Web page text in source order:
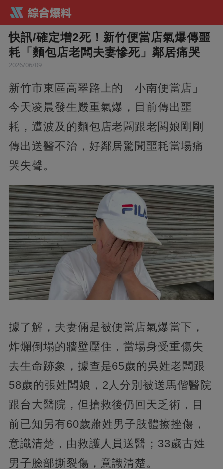
快訊/確定增2死！新竹便當店氣爆傳噩
耗「麵包店老闆夫妻慘死」鄰居痛哭
2026/06/09
新竹市東區高翠路上的「小南便當店」
今天凌晨發生嚴重氣爆，目前傳出噩
耗，遭波及的麵包店老闆跟老闆娘剛剛
傳出送醫不治，好鄰居驚聞噩耗當場痛
哭失聲。
據了解，夫妻倆是被便當店氣爆當下，
炸爛倒塌的牆壁壓住，當場身受重傷失
去生命跡象，據查是65歲的吳姓老闆跟
58歲的張姓闆娘，2人分別被送馬偕醫院
跟台大醫院，但搶救後仍回天乏術，目
前已知另有60歲蕭姓男子肢體擦挫傷，
意識清楚，由救護人員送醫；33歲古姓
男子臉部撕裂傷，意識清楚。